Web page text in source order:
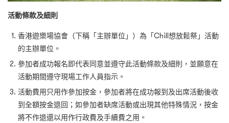
活動條款及細則
香港遊樂場協會（下稱「主辦單位」）為「Chill想放鬆祭」活動
的主辦單位。
參加者成功報名即代表同意並遵守此活動條款及細則，並願意在
活動期間遵守現場工作人員指示。
活動費用只用作參加按金，參加者將在成功報到及出席活動後收
到全額按金退回；如參加者缺席活動或出現其他特殊情況，按金
將不作退還以用作行政費及手續費之用。